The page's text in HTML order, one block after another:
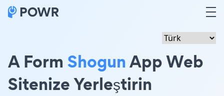
A Form ShogunApp Web
Sitenize Yerleştirin